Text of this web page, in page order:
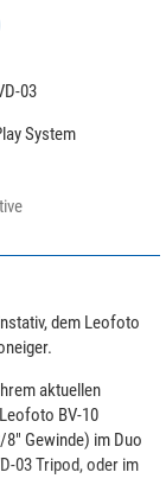
03
System
dem Leofoto
aktuellen
BV-10
Gewinde) im Duo
03 Tripod, oder im